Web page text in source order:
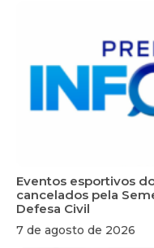
Eventos esportivos
cancelados pela
Defesa Civil
7 de agosto de 2026